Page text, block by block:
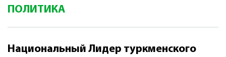
ПОЛИТИКА
Национальный Лидер туркменского